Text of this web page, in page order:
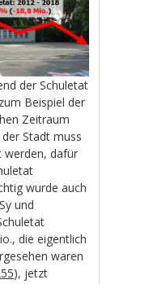
der Schuletat
Beispiel der
Zeitraum
Stadt muss
werden, dafür
wurde auch
und
die eigentlich
waren
), jetzt